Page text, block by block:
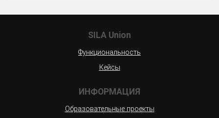
SILA Union
Функциональность
Кейсы
ИНФОРМАЦИЯ
Образовательные проекты